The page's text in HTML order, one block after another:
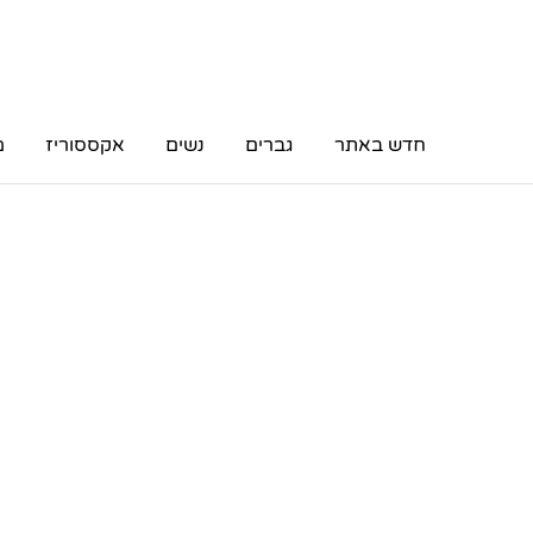
חדש באתר גברים נשים אקססוריז